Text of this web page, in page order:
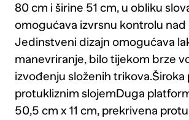
80 cm i širine 51 cm, u obliku
omogućava izvrsnu kontrolu
Jedinstveni dizajn omogućava
manevriranje, bilo tijekom brze
izvođenju složenih trikova.Široka
protukliznim slojemDuga
50,5 cm x 11 cm, prekrivena